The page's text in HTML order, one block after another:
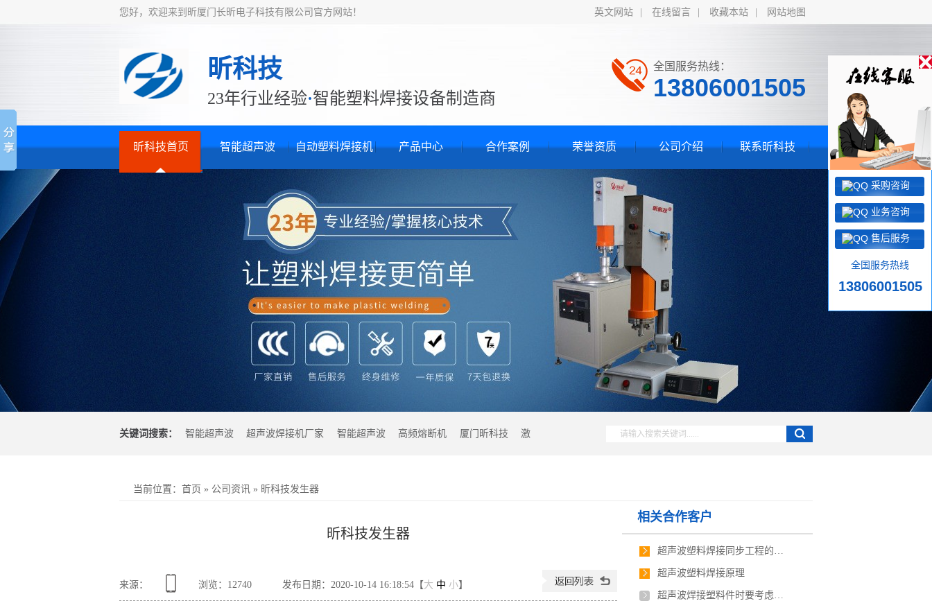
英文网站 在线留言 收藏本站 网站地图
您好，欢迎来到昕厦门长昕电子科技有限公司官方网站！
昕科技
23年行业经验·智能塑料焊接设备制造商
全国服务热线：
13806001505
昕科技首页 智能超声波 自动塑料焊接机 产品中心 合作案例 荣誉资质 公司介绍 联系昕科技
关键词搜索： 智能超声波 超声波焊接机厂家 智能超声波 高频熔断机 厦门昕科技 激
当前位置 ： 首页 » 公司资讯 » 昕科技发生器
昕科技发生器
来源： 浏览： 12740 发布日期：2020-10-14 16:18:54【大 中 小】
相关合作客户
超声波塑料焊接同步工程的概念
超声波塑料焊接原理
超声波焊接塑料件时要考虑的问题
采购咨询
业务咨询
售后服务
全国服务热线
13806001505